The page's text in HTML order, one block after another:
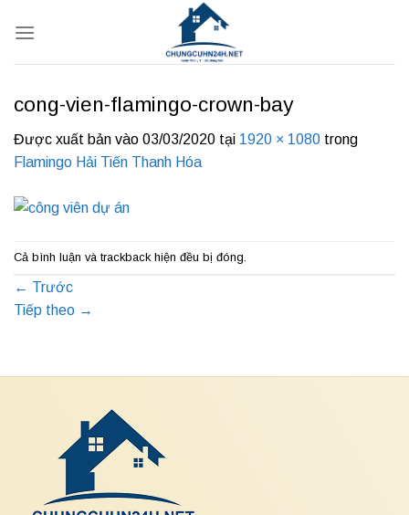
qua
cong-vien-flamingo-crown-bay
Được xuất bản vào 03/03/2020 tại 1920 × 1080 trong
Flamingo Hải Tiến Thanh Hóa
Cả bình luận và trackback hiện đều bị đóng.
← Trước
Tiếp theo →